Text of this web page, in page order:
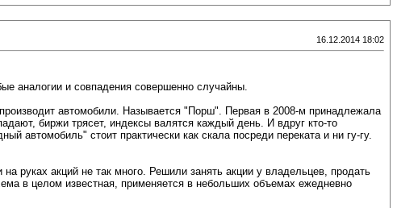
16.12.2014 18:02
аналогии и совпадения совершенно случайны.
автомобили. Называется "Порш". Первая в 2008-м принадлежала
биржи трясет, индексы валятся каждый день. И вдруг кто-то
автомобиль" стоит практически как скала посреди переката и ни гу-гу.
руках акций не так много. Решили занять акции у владельцев, продать
в целом известная, применяется в небольших объемах ежедневно